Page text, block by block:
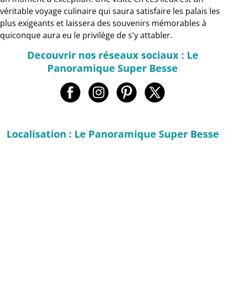
véritable voyage culinaire qui saura satisfaire les palais les
plus exigeants et laissera des souvenirs mémorables à
quiconque aura eu le privilège de s'y attabler.
Decouvrir nos réseaux sociaux : Le
Panoramique Super Besse
Localisation : Le Panoramique Super Besse